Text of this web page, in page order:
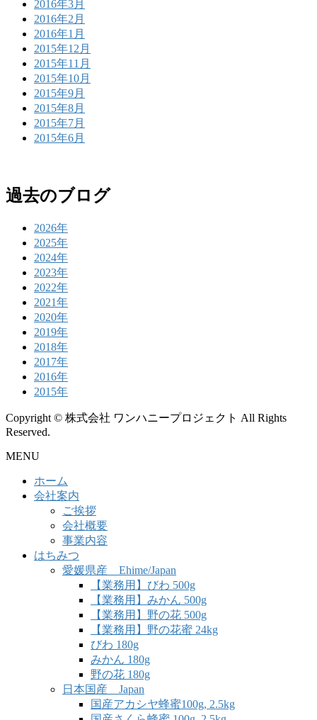
2016年3月
2016年2月
2016年1月
2015年12月
2015年11月
2015年10月
2015年9月
2015年8月
2015年7月
2015年6月
過去のブログ
2026年
2025年
2024年
2023年
2022年
2021年
2020年
2019年
2018年
2017年
2016年
2015年
Copyright © 株式会社 ワンハニープロジェクト All Rights
Reserved.
MENU
ホーム
会社案内
ご挨拶
会社概要
事業内容
はちみつ
愛媛県産 Ehime/Japan
【業務用】びわ 500g
【業務用】みかん 500g
【業務用】野の花 500g
【業務用】野の花蜜 24kg
びわ 180g
みかん 180g
野の花 180g
日本国産 Japan
国産アカシヤ蜂蜜100g, 2.5kg